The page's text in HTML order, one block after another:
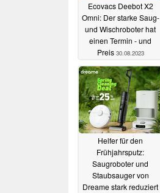
Ecovacs Deebot X2
Omni: Der starke Saug-
und Wischroboter hat
einen Termin - und
Preis 30.08.2023
Helfer für den
Frühjahrsputz:
Saugroboter und
Staubsauger von
Dreame stark reduziert